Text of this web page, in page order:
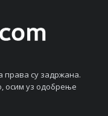
права су задржана.
осим уз одобрeњe